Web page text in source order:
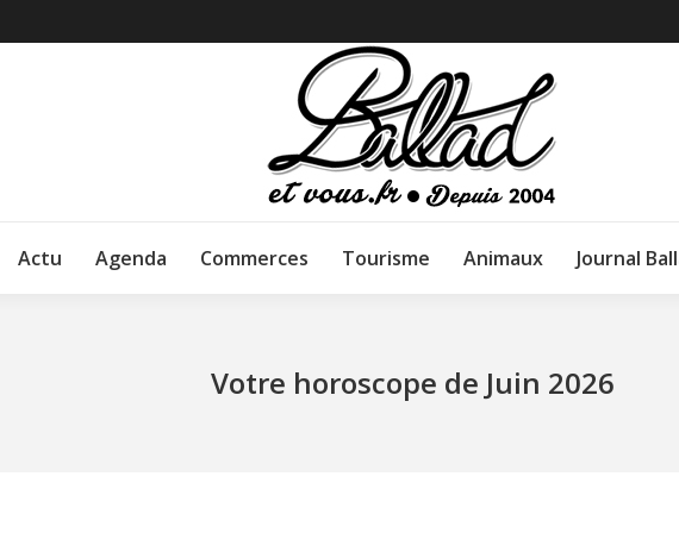
Actu Agenda Commerces Tourisme Animaux Journal
Votre horoscope de Juin 2026